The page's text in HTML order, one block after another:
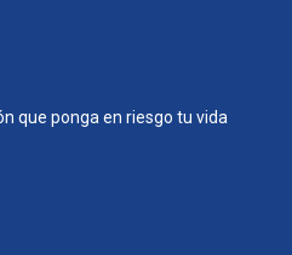
que ponga en riesgo tu vida